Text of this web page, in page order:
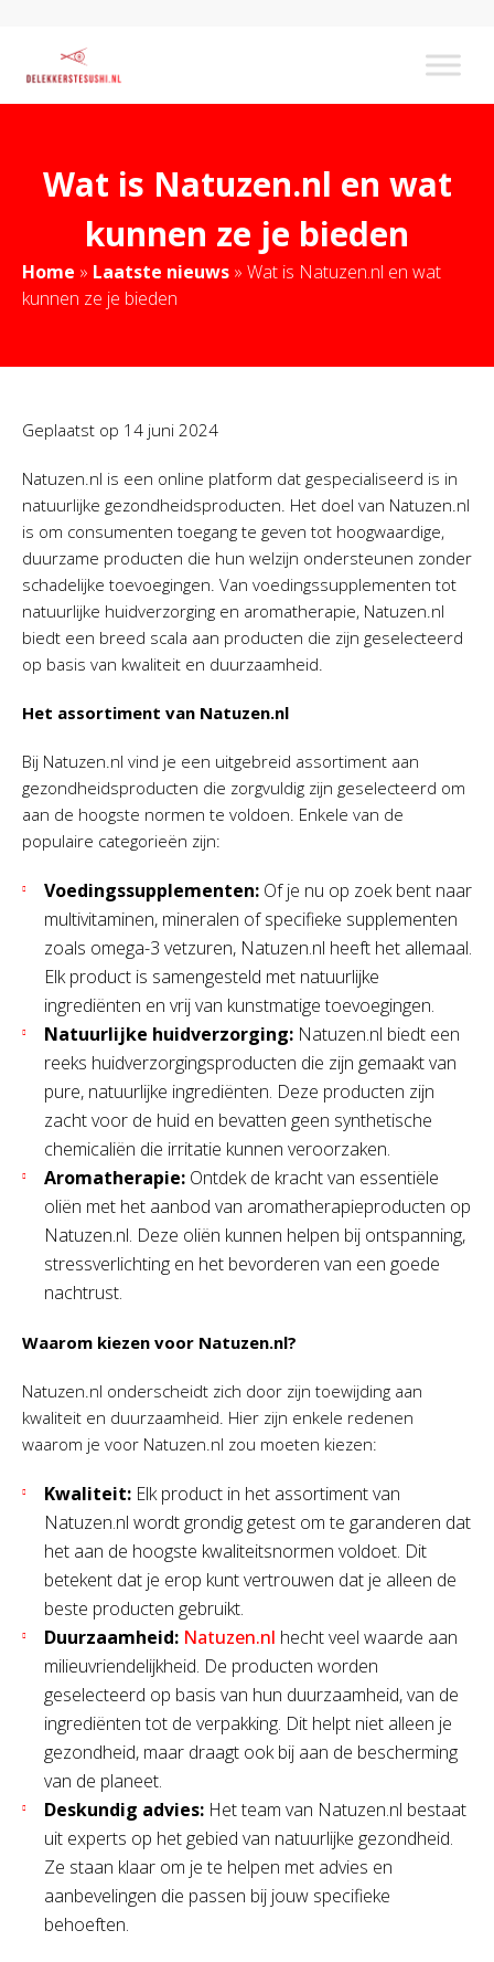
Wat is Natuzen.nl en wat
kunnen ze je bieden
Home » Laatste nieuws » Wat is Natuzen.nl en wat
kunnen ze je bieden
Geplaatst op 14 juni 2024
Natuzen.nl is een online platform dat gespecialiseerd is in
natuurlijke gezondheidsproducten. Het doel van Natuzen.nl
is om consumenten toegang te geven tot hoogwaardige,
duurzame producten die hun welzijn ondersteunen zonder
schadelijke toevoegingen. Van voedingssupplementen tot
natuurlijke huidverzorging en aromatherapie, Natuzen.nl
biedt een breed scala aan producten die zijn geselecteerd
op basis van kwaliteit en duurzaamheid.
Het assortiment van Natuzen.nl
Bij Natuzen.nl vind je een uitgebreid assortiment aan
gezondheidsproducten die zorgvuldig zijn geselecteerd om
aan de hoogste normen te voldoen. Enkele van de
populaire categorieën zijn:
Voedingssupplementen: Of je nu op zoek bent naar
multivitaminen, mineralen of specifieke supplementen
zoals omega-3 vetzuren, Natuzen.nl heeft het allemaal.
Elk product is samengesteld met natuurlijke
ingrediënten en vrij van kunstmatige toevoegingen.
Natuurlijke huidverzorging: Natuzen.nl biedt een
reeks huidverzorgingsproducten die zijn gemaakt van
pure, natuurlijke ingrediënten. Deze producten zijn
zacht voor de huid en bevatten geen synthetische
chemicaliën die irritatie kunnen veroorzaken.
Aromatherapie: Ontdek de kracht van essentiële
oliën met het aanbod van aromatherapieproducten op
Natuzen.nl. Deze oliën kunnen helpen bij ontspanning,
stressverlichting en het bevorderen van een goede
nachtrust.
Waarom kiezen voor Natuzen.nl?
Natuzen.nl onderscheidt zich door zijn toewijding aan
kwaliteit en duurzaamheid. Hier zijn enkele redenen
waarom je voor Natuzen.nl zou moeten kiezen:
Kwaliteit: Elk product in het assortiment van
Natuzen.nl wordt grondig getest om te garanderen dat
het aan de hoogste kwaliteitsnormen voldoet. Dit
betekent dat je erop kunt vertrouwen dat je alleen de
beste producten gebruikt.
Duurzaamheid: Natuzen.nl hecht veel waarde aan
milieuvriendelijkheid. De producten worden
geselecteerd op basis van hun duurzaamheid, van de
ingrediënten tot de verpakking. Dit helpt niet alleen je
gezondheid, maar draagt ook bij aan de bescherming
van de planeet.
Deskundig advies: Het team van Natuzen.nl bestaat
uit experts op het gebied van natuurlijke gezondheid.
Ze staan klaar om je te helpen met advies en
aanbevelingen die passen bij jouw specifieke
behoeften.